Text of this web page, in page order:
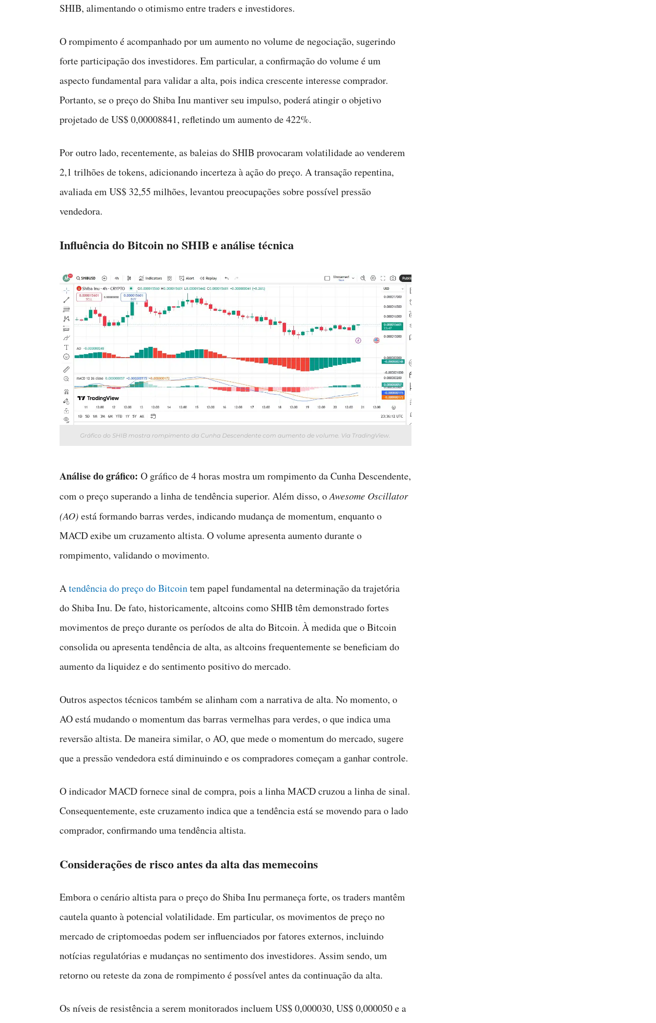
SHIB, alimentando o otimismo entre traders e investidores.
O rompimento é acompanhado por um aumento no volume de negociação, sugerindo
forte participação dos investidores. Em particular, a confirmação do volume é um
aspecto fundamental para validar a alta, pois indica crescente interesse comprador.
Portanto, se o preço do Shiba Inu mantiver seu impulso, poderá atingir o objetivo
projetado de US$ 0,00008841, refletindo um aumento de 422%.
Por outro lado, recentemente, as baleias do SHIB provocaram volatilidade ao venderem
2,1 trilhões de tokens, adicionando incerteza à ação do preço. A transação repentina,
avaliada em US$ 32,55 milhões, levantou preocupações sobre possível pressão
vendedora.
Influência do Bitcoin no SHIB e análise técnica
Gráfico do SHIB mostra rompimento da Cunha Descendente com aumento de volume. Via TradingView.
Análise do gráfico: O gráfico de 4 horas mostra um rompimento da Cunha Descendente,
com o preço superando a linha de tendência superior. Além disso, oAwesome Oscillator
(AO) está formando barras verdes, indicando mudança de momentum, enquanto o
MACD exibe um cruzamento altista. O volume apresenta aumento durante o
rompimento, validando o movimento.
Atendência do preço do Bitcointem papel fundamental na determinação da trajetória
do Shiba Inu. De fato, historicamente, altcoins como SHIB têm demonstrado fortes
movimentos de preço durante os períodos de alta do Bitcoin. À medida que o Bitcoin
consolida ou apresenta tendência de alta, as altcoins frequentemente se beneficiam do
aumento da liquidez e do sentimento positivo do mercado.
Outros aspectos técnicos também se alinham com a narrativa de alta. No momento, o
AO está mudando o momentum das barras vermelhas para verdes, o que indica uma
reversão altista. De maneira similar, o AO, que mede o momentum do mercado, sugere
que a pressão vendedora está diminuindo e os compradores começam a ganhar controle.
O indicador MACD fornece sinal de compra, pois a linha MACD cruzou a linha de sinal.
Consequentemente, este cruzamento indica que a tendência está se movendo para o lado
comprador, confirmando uma tendência altista.
Considerações de risco antes da alta das memecoins
Embora o cenário altista para o preço do Shiba Inu permaneça forte, os traders mantêm
cautela quanto à potencial volatilidade. Em particular, os movimentos de preço no
mercado de criptomoedas podem ser influenciados por fatores externos, incluindo
notícias regulatórias e mudanças no sentimento dos investidores. Assim sendo, um
retorno ou reteste da zona de rompimento é possível antes da continuação da alta.
Os níveis de resistência a serem monitorados incluem US$ 0,000030, US$ 0,000050 e a